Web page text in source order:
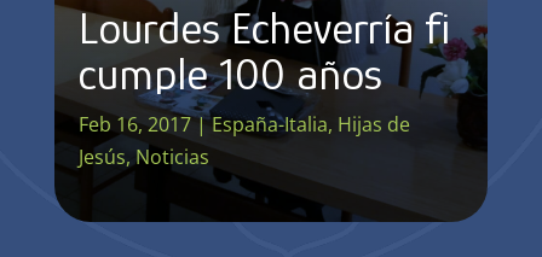
Lourdes Echeverría fi
cumple 100 años
Feb 16, 2017|España-Italia, Hijas de
Jesús, Noticias